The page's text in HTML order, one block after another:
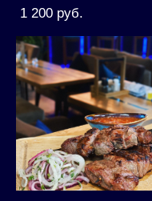
1 200 pуб.